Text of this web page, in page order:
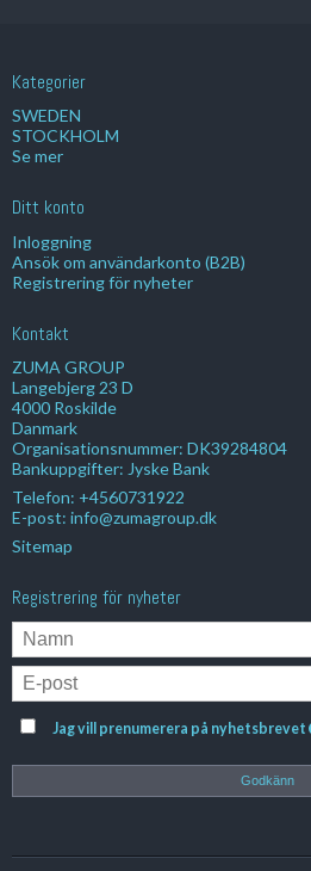
Kategorier
SWEDEN
STOCKHOLM
Se mer
Ditt konto
Inloggning
Ansök om användarkonto (B2B)
Registrering för nyheter
Kontakt
ZUMA GROUP
Langebjerg 23 D
4000 Roskilde
Danmark
Organisationsnummer: DK39284804
Bankuppgifter: Jyske Bank
Telefon: +4560731922
E-post: info@zumagroup.dk
Sitemap
Registrering för nyheter
Jag vill prenumerera på nyhetsbrevet
Godkänn